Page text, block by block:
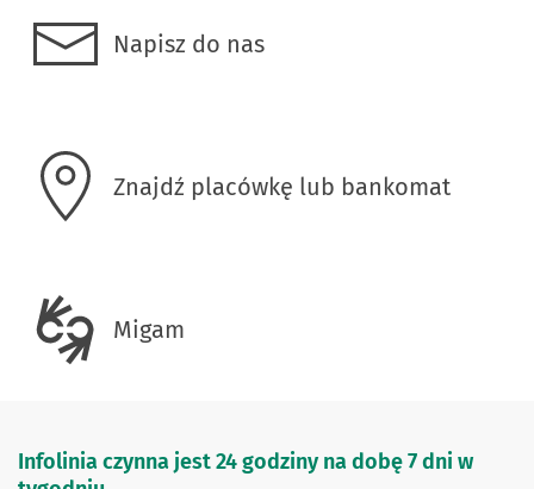
Napisz do nas
Znajdź placówkę lub bankomat
Migam
Infolinia czynna jest 24 godziny na dobę 7 dni w